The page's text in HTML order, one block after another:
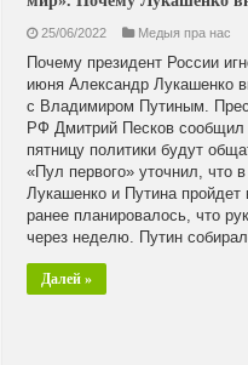
25/06/2022 Медыя пра нас
Почему президент России
июня Александр Лукашенко
с Владимиром Путиным.
РФ Дмитрий Песков сообщил
пятницу политики будут
«Пул первого» уточнил, что
Лукашенко и Путина
ранее планировалось, что
через неделю. Путин
Далей »